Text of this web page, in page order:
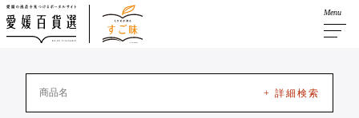
Menu
+ 詳細検索